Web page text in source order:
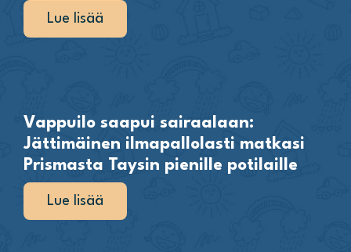
Lue lisää
Vappuilo saapui sairaalaan:
Jättimäinen ilmapallolasti matkasi
Prismasta Taysin pienille potilaille
Lue lisää